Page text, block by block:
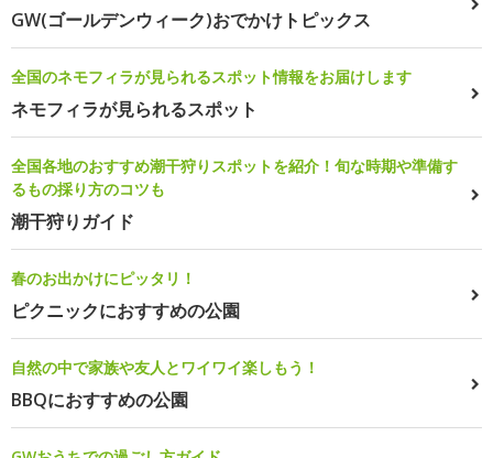
GW(ゴールデンウィーク)おでかけトピックス
全国のネモフィラが見られるスポット情報をお届けします
ネモフィラが見られるスポット
全国各地のおすすめ潮干狩りスポットを紹介！旬な時期や準備す
るもの採り方のコツも
潮干狩りガイド
春のお出かけにピッタリ！
ピクニックにおすすめの公園
自然の中で家族や友人とワイワイ楽しもう！
BBQにおすすめの公園